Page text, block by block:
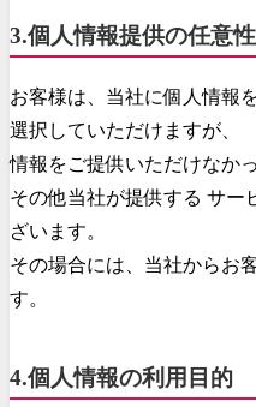
3.個人情報提供の任意性
お客様は、当社に個人情報
選択していただけますが、
情報をご提供いただけなか
その他当社が提供する サー
ざいます。
その場合には、当社からお
す。
4.個人情報の利用目的